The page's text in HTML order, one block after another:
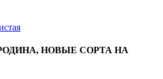
НОВЫЕ СОРТА НА